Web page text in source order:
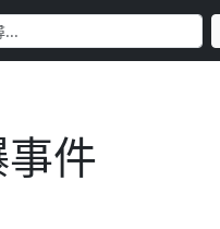
件